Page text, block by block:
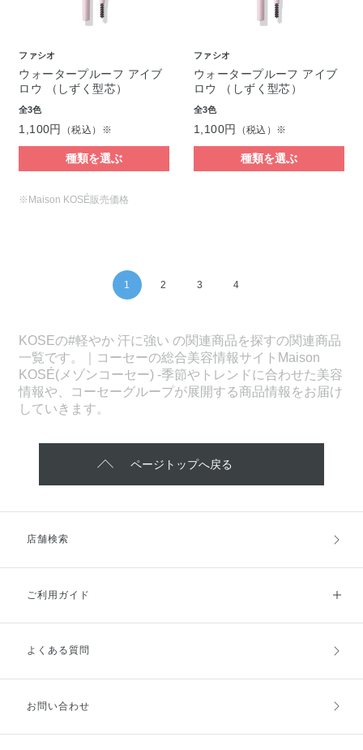
ファシオ
ウォータープルーフ アイブ
ロウ （しずく型芯）
全3色
1,100円 （税込）※
種類を選ぶ
ファシオ
ウォータープルーフ アイブ
ロウ （しずく型芯）
全3色
1,100円 （税込）※
種類を選ぶ
※Maison KOSÉ販売価格
1 2 3 4
KOSEの#軽やか 汗に強い の関連商品を探すの関連商品
一覧です。｜コーセーの総合美容情報サイトMaison
KOSÉ(メゾンコーセー) -季節やトレンドに合わせた美容
情報や、コーセーグループが展開する商品情報をお届け
していきます。
ページトップへ戻る
店舗検索
ご利用ガイド
ご利用ガイドトップ
お支払方法
よくある質問
お問い合わせ